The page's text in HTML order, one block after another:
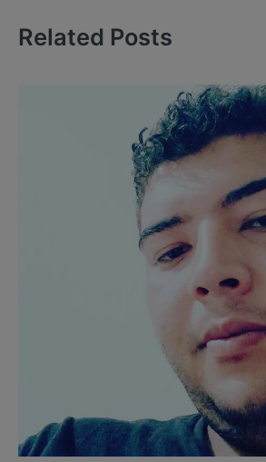
Related Posts